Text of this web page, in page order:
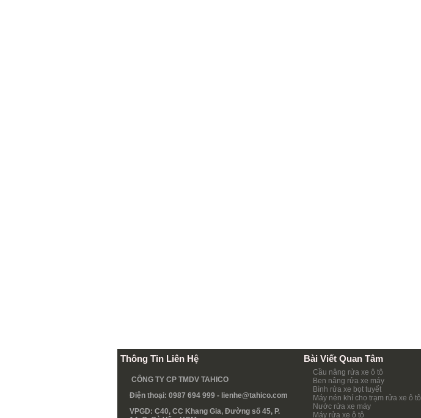
Thông Tin Liên Hệ
CÔNG TY CP TMDV TAHICO
Điện thoại: 0987 694 999 - lienhe@tahico.com
VPGD: C40, CC Khang Gia, Đường số 45, P.
Bài Viết Quan Tâm
Cầu nâng rửa xe ô tô
Ben nâng rửa xe máy
Bình rửa xe bọt tuyết
Máy nén khí cho trạm rửa xe ô tô
Nước rửa xe máy
Máy rửa xe ô tô